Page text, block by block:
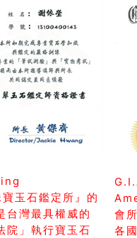
玉石鑑定所』的
台灣最具權威的
院」執行寶玉石
會
各